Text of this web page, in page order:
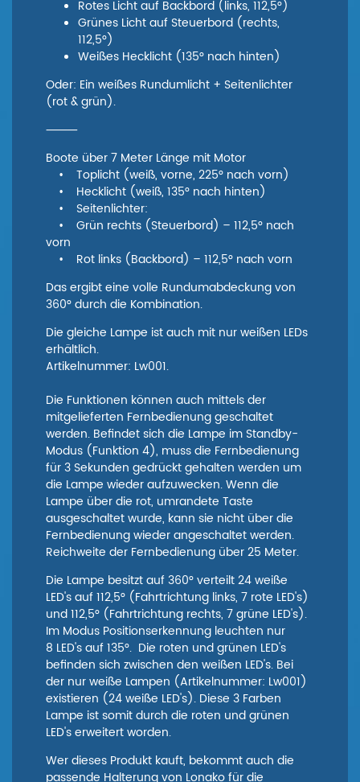
Rotes Licht auf Backbord (links, 112,5°)
Grünes Licht auf Steuerbord (rechts,
112,5°)
Weißes Hecklicht (135° nach hinten)
Oder: Ein weißes Rundumlicht + Seitenlichter
(rot & grün).
⸻
Boote über 7 Meter Länge mit Motor
• Toplicht (weiß, vorne, 225° nach vorn)
• Hecklicht (weiß, 135° nach hinten)
• Seitenlichter:
• Grün rechts (Steuerbord) – 112,5° nach
vorn
• Rot links (Backbord) – 112,5° nach vorn
Das ergibt eine volle Rundumabdeckung von
360° durch die Kombination.
Die gleiche Lampe ist auch mit nur weißen LEDs
erhältlich.
Artikelnummer: Lw001.
Die Funktionen können auch mittels der
mitgelieferten Fernbedienung geschaltet
werden. Befindet sich die Lampe im Standby-
Modus (Funktion 4), muss die Fernbedienung
für 3 Sekunden gedrückt gehalten werden um
die Lampe wieder aufzuwecken. Wenn die
Lampe über die rot, umrandete Taste
ausgeschaltet wurde, kann sie nicht über die
Fernbedienung wieder angeschaltet werden.
Reichweite der Fernbedienung über 25 Meter.
Die Lampe besitzt auf 360° verteilt 24 weiße
LED's auf 112,5° (Fahrtrichtung links, 7 rote LED's)
und 112,5° (Fahrtrichtung rechts, 7 grüne LED's).
Im Modus Positionserkennung leuchten nur
8 LED's auf 135°. Die roten und grünen LED's
befinden sich zwischen den weißen LED's. Bei
der nur weiße Lampen (Artikelnummer: Lw001)
existieren (24 weiße LED's). Diese 3 Farben
Lampe ist somit durch die roten und grünen
LED's erweitert worden.
Wer dieses Produkt kauft, bekommt auch die
passende Halterung von Lonako für die